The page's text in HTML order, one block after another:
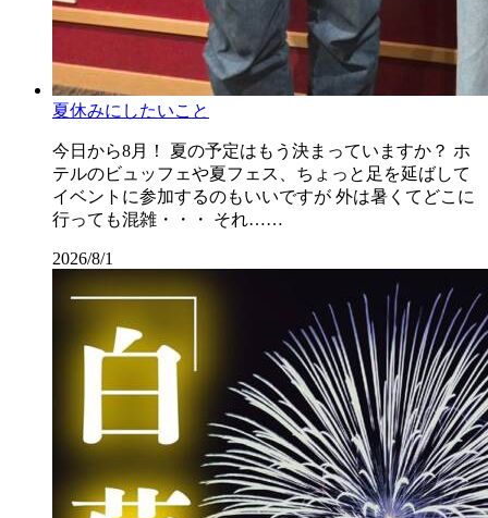
夏休みにしたいこと
今日から8月！ 夏の予定はもう決まっていますか？ ホ
テルのビュッフェや夏フェス、ちょっと足を延ばして
イベントに参加するのもいいですが 外は暑くてどこに
行っても混雑・・・ それ……
2026/8/1